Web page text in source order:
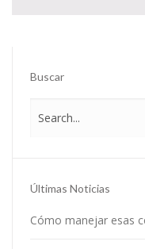
Buscar
Últimas Noticias
Cómo manejar esas